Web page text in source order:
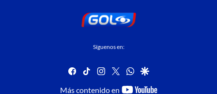
Síguenos en:
facebook
tiktok instagram
twitterwhatsapp
google
Más contenido en
youtube-